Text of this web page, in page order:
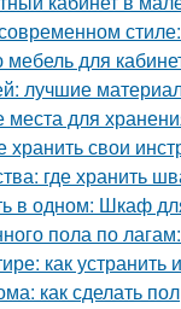
для
лучшие
для
хранить свои
где хранить
в одном: Шкаф
пола по
как устранить
как сделать пол